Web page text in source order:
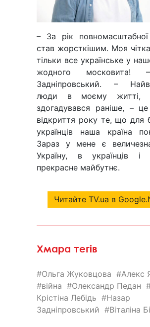
– За рік
став жорсткішим. Моя
тільки все українське у
жодного московита!
Задніпровський. –
люди в моєму
здогадувався раніше, –
відкриття року те, що для
українців наша країна
Зараз у мене є
Україну, в українців
прекрасне майбутнє.
Читайте TV.ua в
Хмара тегів
Ольга Жуковцова
Алекс
війна
Олександр Педан
Крістіна Лебідь
Назар
Задніпровський
Віталіна